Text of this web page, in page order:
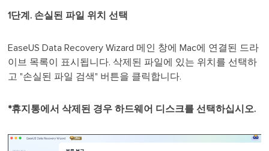
1단계. 손실된 파일 위치 선택
EaseUS Data Recovery Wizard 메인 창에 Mac에 연결된 드라
이브 목록이 표시됩니다. 삭제된 파일에 있는 위치를 선택하
고 "손실된 파일 검색" 버튼을 클릭합니다.
*휴지통에서 삭제된 경우 하드웨어 디스크를 선택하십시오.